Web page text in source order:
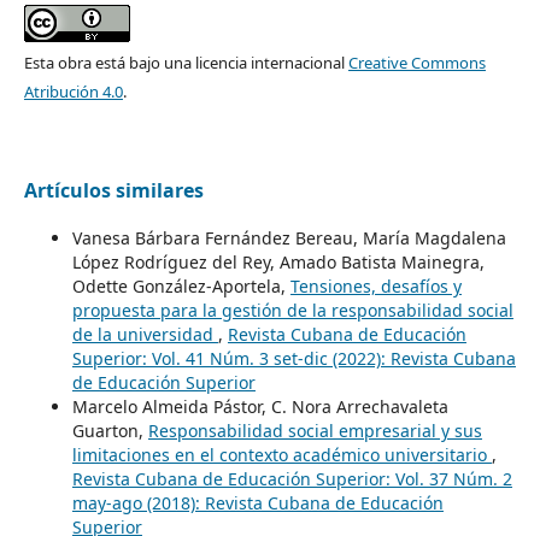
Esta obra está bajo una licencia internacionalCreative Commons
Atribución 4.0.
Artículos similares
Vanesa Bárbara Fernández Bereau, María Magdalena
López Rodríguez del Rey, Amado Batista Mainegra,
Odette González-Aportela, Tensiones, desafíos y
propuesta para la gestión de la responsabilidad social
de la universidad , Revista Cubana de Educación
Superior: Vol. 41 Núm. 3 set-dic (2022): Revista Cubana
de Educación Superior
Marcelo Almeida Pástor, C. Nora Arrechavaleta
Guarton, Responsabilidad social empresarial y sus
limitaciones en el contexto académico universitario ,
Revista Cubana de Educación Superior: Vol. 37 Núm. 2
may-ago (2018): Revista Cubana de Educación
Superior